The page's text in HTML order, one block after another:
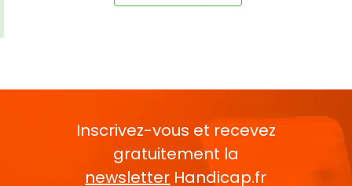
Inscrivez-vous et recevez
gratuitement la
newsletter Handicap.fr